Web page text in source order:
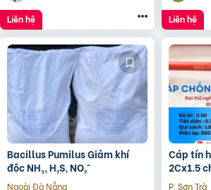
Liên hệ Liên hệ
Bacillus Pumilus Giảm khí
độc NH₃, H₂S, NO₂⁻
Ngoài Đà Nẵng
Cáp tín
2Cx1.5
Kabel –
P. Sơn Trà